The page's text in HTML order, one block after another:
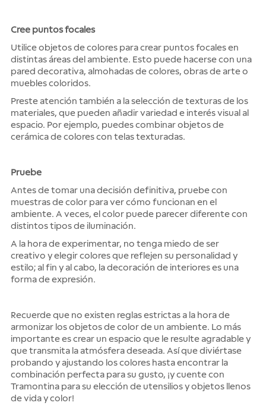
Cree puntos focales
Utilice objetos de colores para crear puntos focales en
distintas áreas del ambiente. Esto puede hacerse con una
pared decorativa, almohadas de colores, obras de arte o
muebles coloridos.
Preste atención también a la selección de texturas de los
materiales, que pueden añadir variedad e interés visual al
espacio. Por ejemplo, puedes combinar objetos de
cerámica de colores con telas texturadas.
Pruebe
Antes de tomar una decisión definitiva, pruebe con
muestras de color para ver cómo funcionan en el
ambiente. A veces, el color puede parecer diferente con
distintos tipos de iluminación.
A la hora de experimentar, no tenga miedo de ser
creativo y elegir colores que reflejen su personalidad y
estilo; al fin y al cabo, la decoración de interiores es una
forma de expresión.
Recuerde que no existen reglas estrictas a la hora de
armonizar los objetos de color de un ambiente. Lo más
importante es crear un espacio que le resulte agradable y
que transmita la atmósfera deseada. Así que diviértase
probando y ajustando los colores hasta encontrar la
combinación perfecta para su gusto, ¡y cuente con
Tramontina para su elección de utensilios y objetos llenos
de vida y color!